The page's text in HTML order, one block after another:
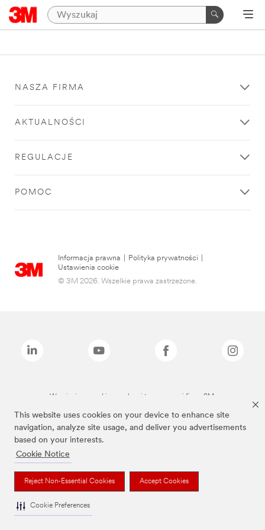
This website uses cookies on your device to enhance site
navigation, analyze site usage, and deliver you advertisements
based on your interests.
Cookie Notice
Reject Non-Essential Cookies Accept Cookies
Cookie Preferences
NASZA FIRMA
AKTUALNOŚCI
REGULACJE
POMOC
Informacja prawna Polityka prywatności
Ustawienia cookie
© 3M 2026. Wszelkie prawa zastrzeżone.
Wymienione marki są znakami towarowymi firmy 3M.